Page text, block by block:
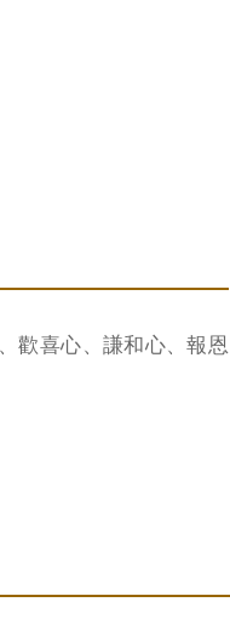
歡喜心、謙和心、報恩